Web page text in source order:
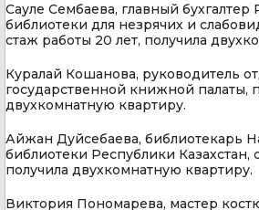
Сауле Сембаева, главный бухгалтер
библиотеки для незрячих и
стаж работы 20 лет, получила
Куралай Кошанова, руководитель
государственной книжной палаты,
двухкомнатную квартиру.
Айжан Дуйсебаева, библиотекарь
библиотеки Республики Казахстан,
получила двухкомнатную квартиру.
Виктория Пономарева, мастер